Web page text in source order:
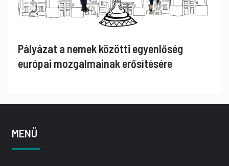
Pályázat a nemek közötti egyenlőség
európai mozgalmainak erősítésére
MENÜ